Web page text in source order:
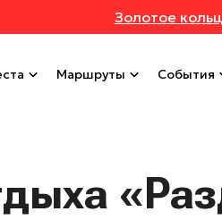
Золотое
Маршруты События